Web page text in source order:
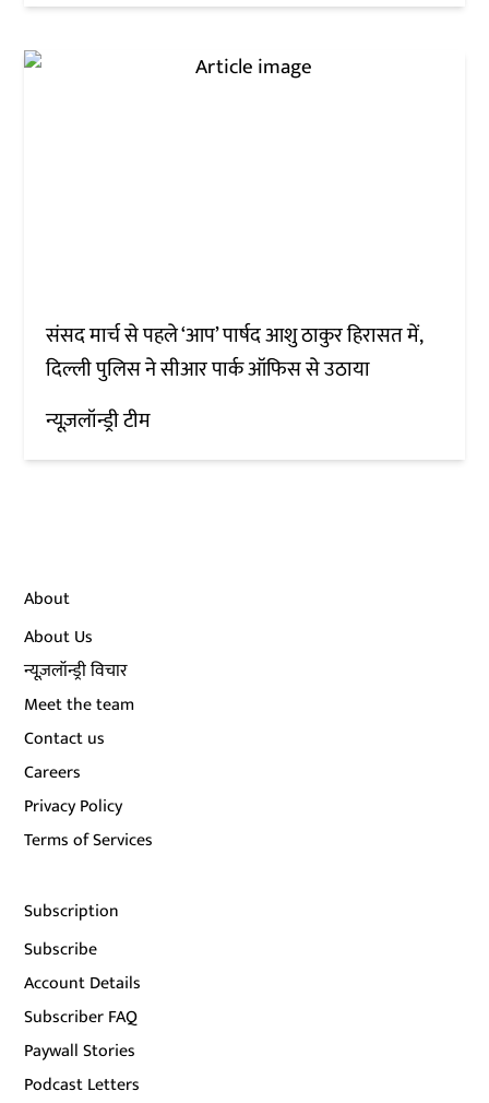
संसद मार्च से पहले ‘आप’ पार्षद आशु ठाकुर हिरासत में,
दिल्ली पुलिस ने सीआर पार्क ऑफिस से उठाया
न्यूज़लॉन्ड्री टीम
About
About Us
न्यूज़लॉन्ड्री विचार
Meet the team
Contact us
Careers
Privacy Policy
Terms of Services
Subscription
Subscribe
Account Details
Subscriber FAQ
Paywall Stories
Podcast Letters